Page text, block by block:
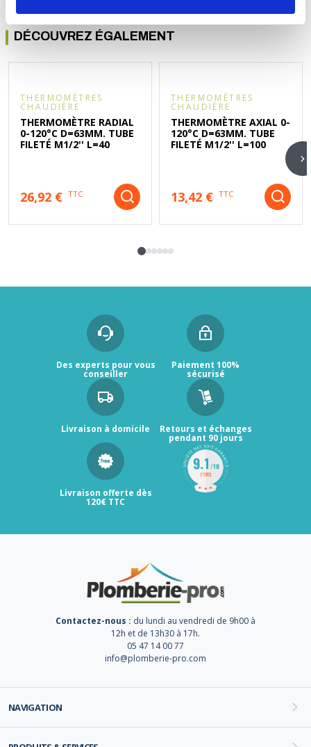
DÉCOUVREZ ÉGALEMENT
THERMOMÈTRES
CHAUDIÈRE
THERMOMÈTRE RADIAL
0-120°C D=63MM. TUBE
FILETÉ M1/2'' L=40
26,92 € TTC
THERMOMÈTRES
CHAUDIÈRE
THERMOMÈTRE AXIAL 0-
120°C D=63MM. TUBE
FILETÉ M1/2'' L=100
13,42 € TTC
Des experts pour vous
conseiller
Paiement 100%
sécurisé
Livraison à domicile Retours et échanges
pendant 90 jours
Livraison offerte dès
120€ TTC
Contactez-nous : du lundi au vendredi de 9h00 à
12h et de 13h30 à 17h.
05 47 14 00 77
info@plomberie-pro.com
NAVIGATION